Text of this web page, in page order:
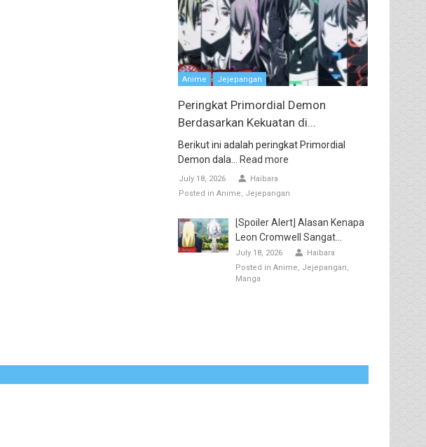
Anime Jejepangan
Peringkat Primordial Demon
Berdasarkan Kekuatan di...
Berikut ini adalah peringkat Primordial
Demon dala...
Read more
July 18, 2026
Haibara
Posted in Anime Jejepangan
[Spoiler Alert] Alasan Kenapa
Leon Cromwell Sangat...
July 18, 2026
Haibara
Posted in Anime
Jejepangan
Manga